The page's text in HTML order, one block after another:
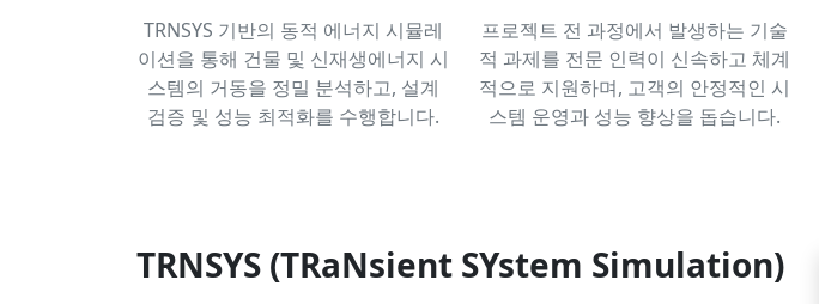
TRNSYS 기반의 동적 에너지 시뮬레
이션을 통해 건물 및 신재생에너지 시
스템의 거동을 정밀 분석하고, 설계
검증 및 성능 최적화를 수행합니다.
프로젝트 전 과정에서 발생하는 기술
적 과제를 전문 인력이 신속하고 체계
적으로 지원하며, 고객의 안정적인 시
스템 운영과 성능 향상을 돕습니다.
TRNSYS (TRaNsient SYstem Simulation)